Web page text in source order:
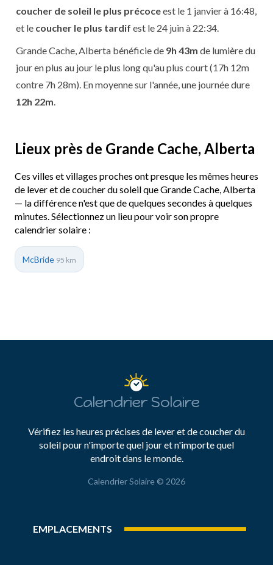
coucher de soleil le plus précoceest le 1 janvier à 16:48,
et le coucher le plus tardif est le 24 juin à 22:34.
Grande Cache, Alberta bénéficie de 9h 43m de lumière du
jour en plus au jour le plus long qu'au plus court (17h 12m
contre 7h 28m). En moyenne sur l'année, une journée dure
12h 22m
Lieux près de Grande Cache, Alberta
Ces villes et villages proches ont presque les mêmes heures
de lever et de coucher du soleil que Grande Cache, Alberta
— la différence n'est que de quelques secondes à quelques
minutes. Sélectionnez un lieu pour voir son propre
calendrier solaire :
McBride 95 km
Calendrier Solaire
Vérifiez les heures précises de lever et de coucher du
soleil pour n'importe quel jour et n'importe quel
endroit dans le monde.
Calendrier Solaire © 2026
EMPLACEMENTS